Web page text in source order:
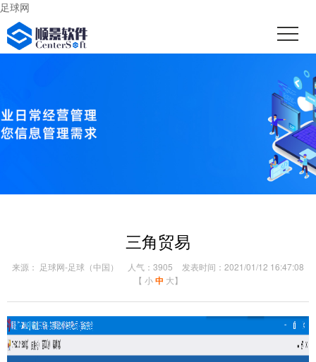
足球网
三角贸易
来源： 足球网-足球（中国） 人气：3905
发表时间：2021/01/12 16:47:08
【 小 中 大】